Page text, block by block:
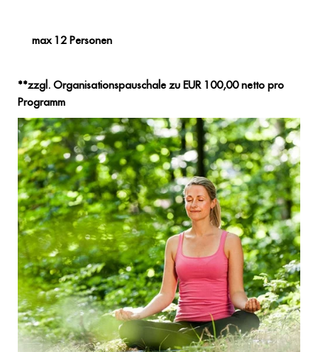
max 12 Personen
**zzgl. Organisationspauschale zu EUR 100,00 netto pro
Programm